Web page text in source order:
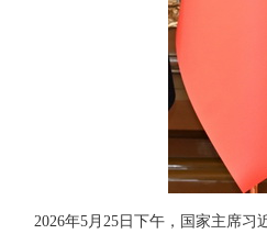
2026年5月25日下午，国家主席习